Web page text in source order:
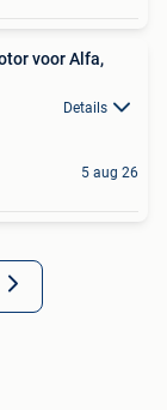
voor Alfa,
Details
5 aug 26